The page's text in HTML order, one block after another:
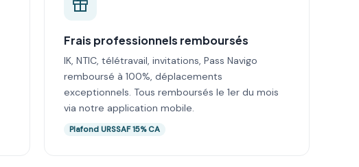
Frais professionnels remboursés
IK, NTIC, télétravail, invitations, Pass Navigo
remboursé à 100%, déplacements
exceptionnels. Tous remboursés le 1er du mois
via notre application mobile.
Plafond URSSAF 15% CA